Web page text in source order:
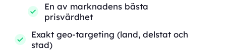
En av marknadens bästa
prisvärdhet
Exakt geo-targeting (land, delstat och
stad)